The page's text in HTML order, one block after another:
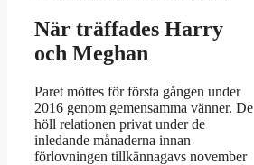
När träffades Harry
och Meghan
Paret möttes för första gången under
2016 genom gemensamma vänner. De
höll relationen privat under de
inledande månaderna innan
förlovningen tillkännagavs november